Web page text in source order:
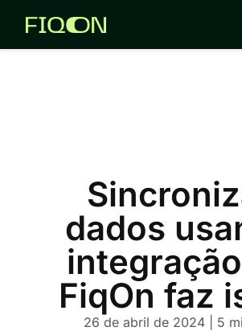
dados
FiqOn faz
26 de abril de 2024 | 5